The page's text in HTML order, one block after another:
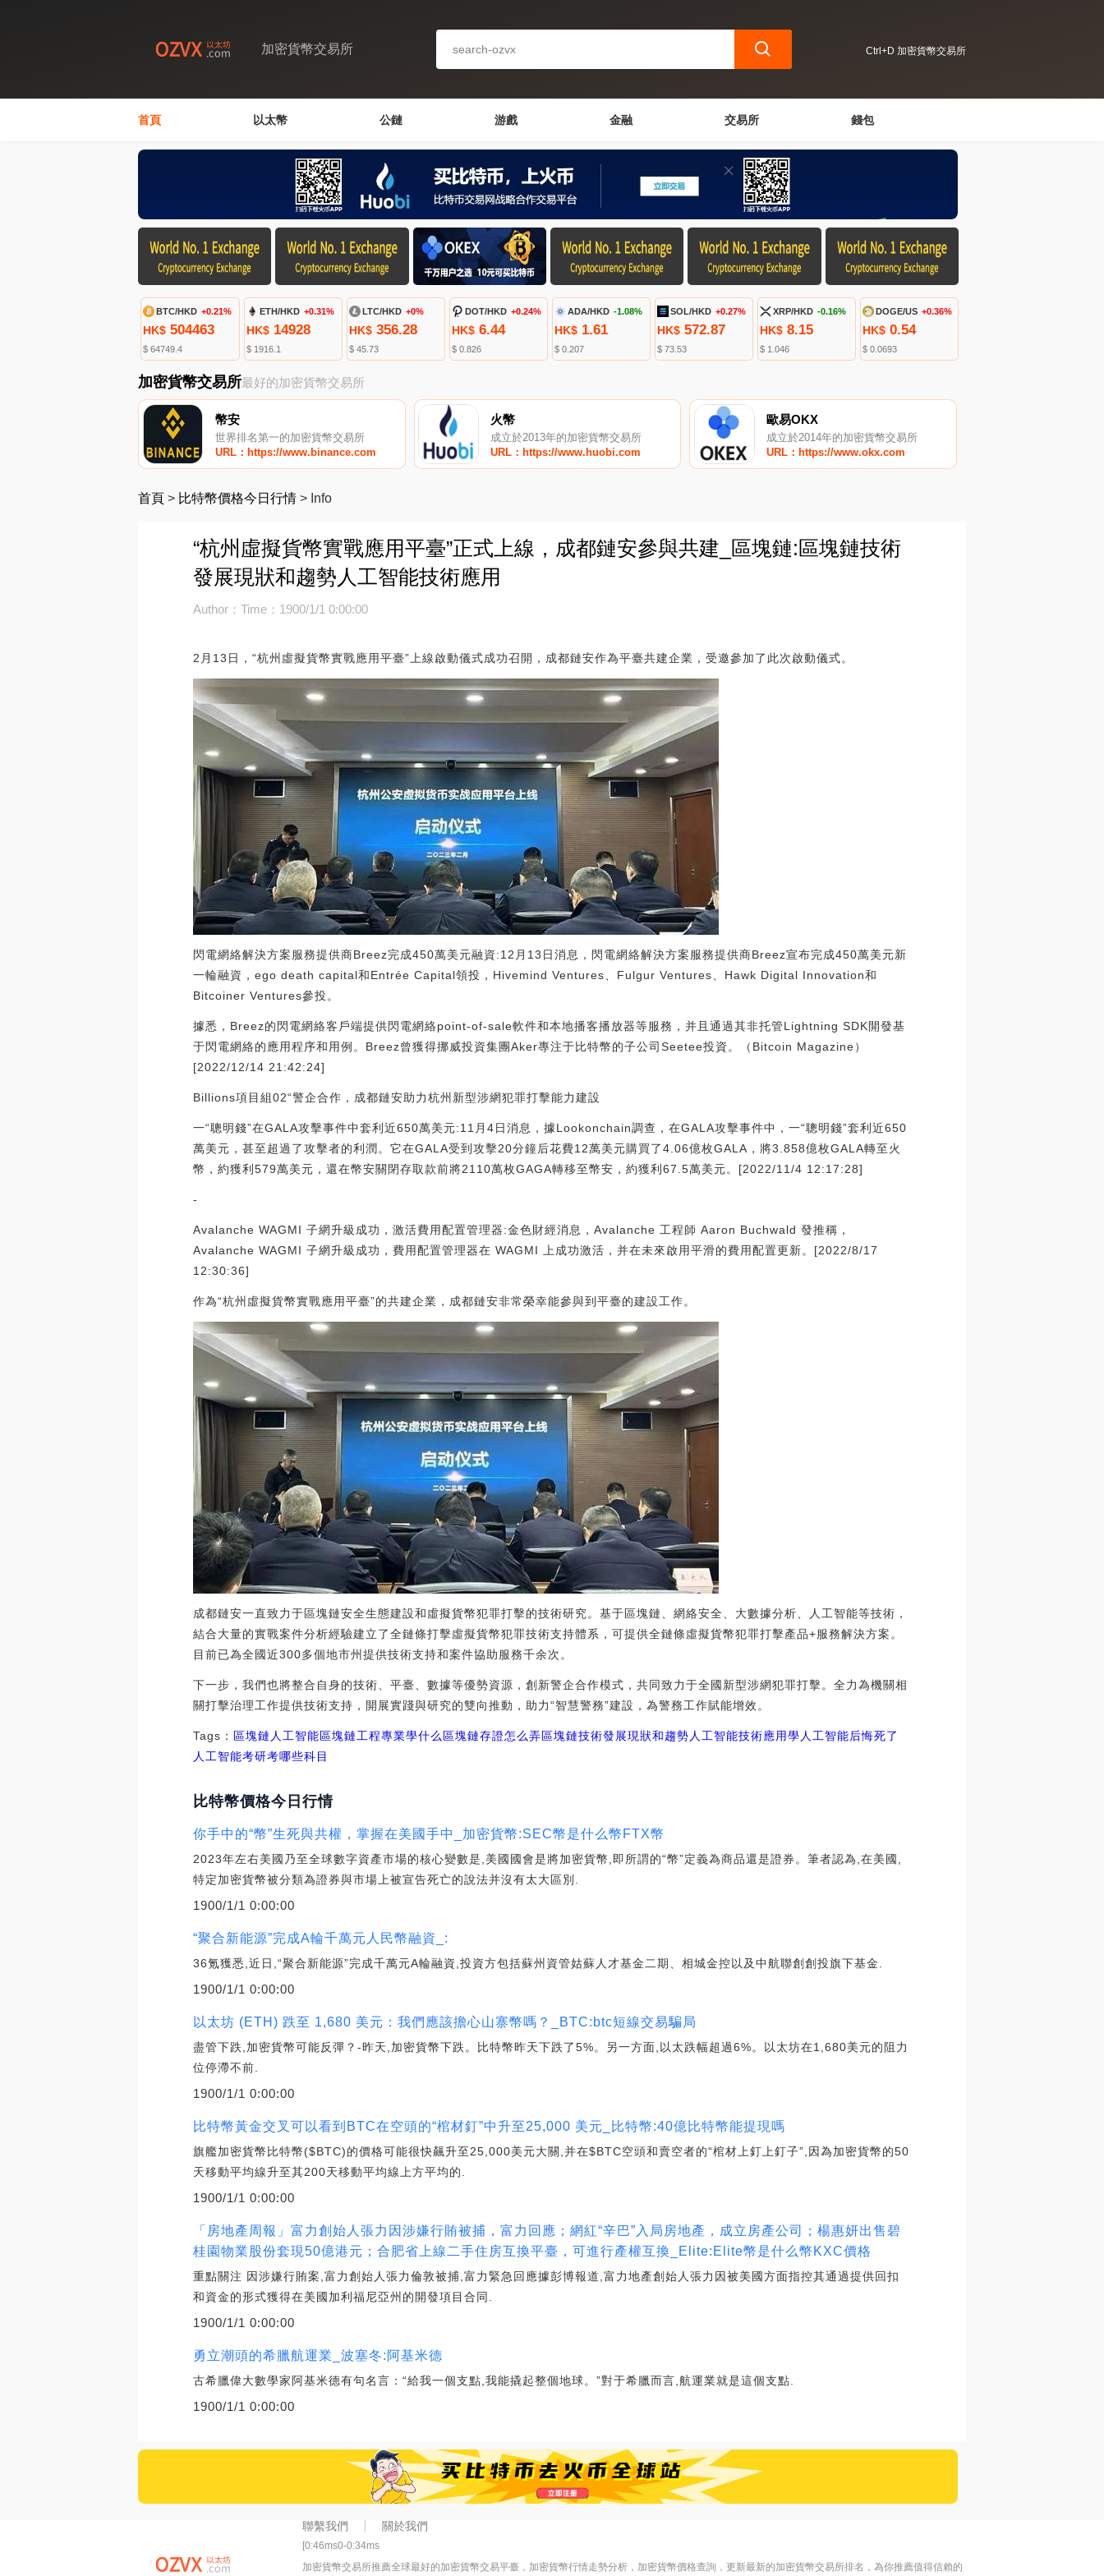
加密貨幣交易所 Ctrl+D 加密貨幣交易所
首頁 以太幣 公鏈 游戲 金融 交易所 錢包
BTC/HKD +0.21%
HK$ 504463
$ 64749.4
ETH/HKD +0.31%
HK$14928
$ 1916.1
LTC/HKD +0%
HK$356.28
$ 45.73
DOT/HKD +0.24%
HK$6.44
$ 0.826
ADA/HKD -1.08%
HK$1.61
$ 0.207
SOL/HKD +0.27%
HK$ 572.87
$ 73.53
XRP/HKD -0.16%
HK$ 8.15
$ 1.046
DOGE/US +0.36%
HK$ 0.54
$ 0.0693
加密貨幣交易所最好的加密貨幣交易所
幣安
世界排名第一的加密貨幣交易所
URL：https://www.binance.com
火幣
成立於2013年的加密貨幣交易所
URL：https://www.huobi.com
歐易OKX
成立於2014年的加密貨幣交易所
URL：https://www.okx.com
首頁 > 比特幣價格今日行情 > Info
“杭州虛擬貨幣實戰應用平臺”正式上線，成都鏈安參與共建_區塊鏈:區塊鏈技術
發展現狀和趨勢人工智能技術應用
Author：Time：1900/1/1 0:00:00
2月13日，“杭州虛擬貨幣實戰應用平臺”上線啟動儀式成功召開，成都鏈安作為平臺共建企業，受邀參加了此次啟動儀式。
閃電網絡解決方案服務提供商Breez完成450萬美元融資:12月13日消息，閃電網絡解決方案服務提供商Breez宣布完成450萬美元新
一輪融資，ego death capital和Entrée Capital領投，Hivemind Ventures、Fulgur Ventures、Hawk Digital Innovation和
Bitcoiner Ventures參投。
據悉，Breez的閃電網絡客戶端提供閃電網絡point-of-sale軟件和本地播客播放器等服務，并且通過其非托管Lightning SDK開發基
于閃電網絡的應用程序和用例。Breez曾獲得挪威投資集團Aker專注于比特幣的子公司Seetee投資。（Bitcoin Magazine）
[2022/12/14 21:42:24]
Billions項目組02“警企合作，成都鏈安助力杭州新型涉網犯罪打擊能力建設
一“聰明錢”在GALA攻擊事件中套利近650萬美元:11月4日消息，據Lookonchain調查，在GALA攻擊事件中，一“聰明錢”套利近650
萬美元，甚至超過了攻擊者的利潤。它在GALA受到攻擊20分鐘后花費12萬美元購買了4.06億枚GALA，將3.858億枚GALA轉至火
幣，約獲利579萬美元，還在幣安關閉存取款前將2110萬枚GAGA轉移至幣安，約獲利67.5萬美元。[2022/11/4 12:17:28]
-
Avalanche WAGMI 子網升級成功，激活費用配置管理器:金色財經消息，Avalanche 工程師 Aaron Buchwald 發推稱，
Avalanche WAGMI 子網升級成功，費用配置管理器在 WAGMI 上成功激活，并在未來啟用平滑的費用配置更新。[2022/8/17
12:30:36]
作為“杭州虛擬貨幣實戰應用平臺”的共建企業，成都鏈安非常榮幸能參與到平臺的建設工作。
成都鏈安一直致力于區塊鏈安全生態建設和虛擬貨幣犯罪打擊的技術研究。基于區塊鏈、網絡安全、大數據分析、人工智能等技術，
結合大量的實戰案件分析經驗建立了全鏈條打擊虛擬貨幣犯罪技術支持體系，可提供全鏈條虛擬貨幣犯罪打擊產品+服務解決方案。
目前已為全國近300多個地市州提供技術支持和案件協助服務千余次。
下一步，我們也將整合自身的技術、平臺、數據等優勢資源，創新警企合作模式，共同致力于全國新型涉網犯罪打擊。全力為機關相
關打擊治理工作提供技術支持，開展實踐與研究的雙向推動，助力“智慧警務”建設，為警務工作賦能增效。
Tags： 區塊鏈 人工智能區塊鏈工程專業學什么 區塊鏈存證怎么弄區塊鏈技術發展現狀和趨勢人工智能技術應用學人工智能后悔死了
人工智能考研考哪些科目
比特幣價格今日行情
你手中的“幣”生死與共權，掌握在美國手中_加密貨幣:SEC幣是什么幣FTX幣
2023年左右美國乃至全球數字資產市場的核心變數是,美國國會是將加密貨幣,即所謂的“幣”定義為商品還是證券。筆者認為,在美國,
特定加密貨幣被分類為證券與市場上被宣告死亡的說法并沒有太大區別.
1900/1/1 0:00:00
“聚合新能源”完成A輪千萬元人民幣融資_:
36氪獲悉,近日,“聚合新能源”完成千萬元A輪融資,投資方包括蘇州資管姑蘇人才基金二期、相城金控以及中航聯創創投旗下基金.
1900/1/1 0:00:00
以太坊 (ETH) 跌至 1,680 美元：我們應該擔心山寨幣嗎？_BTC:btc短線交易騙局
盡管下跌,加密貨幣可能反彈？-昨天,加密貨幣下跌。比特幣昨天下跌了5%。另一方面,以太跌幅超過6%。以太坊在1,680美元的阻力
位停滯不前.
1900/1/1 0:00:00
比特幣黃金交叉可以看到BTC在空頭的“棺材釘”中升至25,000 美元_比特幣:40億比特幣能提現嗎
旗艦加密貨幣比特幣($BTC)的價格可能很快飆升至25,000美元大關,并在$BTC空頭和賣空者的“棺材上釘上釘子”,因為加密貨幣的50
天移動平均線升至其200天移動平均線上方平均的.
1900/1/1 0:00:00
「房地產周報」富力創始人張力因涉嫌行賄被捕，富力回應；網紅“辛巴”入局房地產，成立房產公司；楊惠妍出售碧
桂園物業股份套現50億港元；合肥省上線二手住房互換平臺，可進行產權互換_Elite:Elite幣是什么幣KXC價格
重點關注 因涉嫌行賄案,富力創始人張力倫敦被捕,富力緊急回應據彭博報道,富力地產創始人張力因被美國方面指控其通過提供回扣
和資金的形式獲得在美國加利福尼亞州的開發項目合同.
1900/1/1 0:00:00
勇立潮頭的希臘航運業_波塞冬:阿基米德
古希臘偉大數學家阿基米德有句名言：“給我一個支點,我能撬起整個地球。”對于希臘而言,航運業就是這個支點.
1900/1/1 0:00:00
聯繫我們 關於我們
[0:46ms0-0:34ms
加密貨幣交易所推薦全球最好的加密貨幣交易平臺，加密貨幣行情走勢分析，加密貨幣價格查詢，更新最新的加密貨幣交易所排名，為你推薦值得信賴的